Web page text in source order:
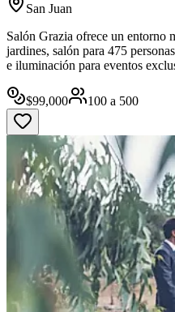
San Juan
Salón Grazia ofrece un entorno
jardines, salón para 475
e iluminación para eventos
$99,000 100 a 500